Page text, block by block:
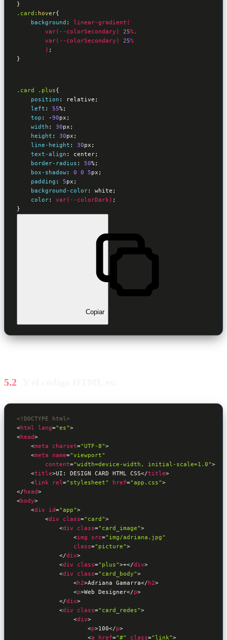
}
.card :hover{
background :
linear-gradient(
var(--colorSecondary)
25%,
var(--colorSecondary)
25%
        )
}
.card .plus{
position : relative ;
left : 55%;
top : -90px ;
width : 30px ;
height : 30px ;
line-height : 30px ;
text-align : center;
border-radius : 50%;
box-shadow: 0 0 5px ;
padding : 5px ;
background-color: white ;
color: var(--colorDark)
}
Copiar
<!DOCTYPE html>
<html lang="es">
<head>
<meta charset="UTF-8">
<meta name="viewport"
content="width=device-width, initial-scale=1.0">
<title>UI: DESIGN CARD HTML CSS</title>
<link rel="stylesheet" href="app.css">
</ head>
<body>
<div id="app">
<div class="card">
<div class="card_image">
<img src="img/adriana.jpg"
class="picture">
</div>
<div class="plus">+</div>
<div class="card_body">
<h2>Adriana Gamarra</ h2>
<p>Web Designer</p>
</div>
<div class="card_redes">
<div>
<p>100</p>
<a href="#" class="link">